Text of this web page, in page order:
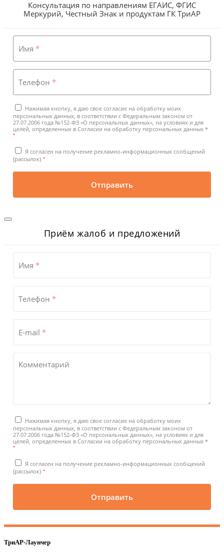
Консультация по направлениям ЕГАИС, ФГИС
Меркурий, Честный Знак и продуктам ГК ТриАР
Имя *
Телефон *
Нажимая кнопку, я даю свое согласие на обработку моих
персональных данных, в соответствии с Федеральным законом от
27.07.2006 года №152-ФЗ «О персональных данных», на условиях и для
целей, определенных в Согласии на обработку персональных данных *
*
Я согласен на получение рекламно-информационных сообщений
(рассылок) *
Отправить
Приём жалоб и предложений
Имя *
Телефон *
E-mail *
Комментарий
Нажимая кнопку, я даю свое согласие на обработку моих
персональных данных, в соответствии с Федеральным законом от
27.07.2006 года №152-ФЗ «О персональных данных», на условиях и для
целей, определенных в Согласии на обработку персональных данных *
*
Я согласен на получение рекламно-информационных сообщений
(рассылок) *
Отправить
ТриАР-Лаунчер